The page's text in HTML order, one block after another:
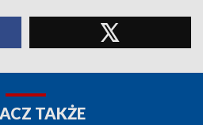
TAKŻE